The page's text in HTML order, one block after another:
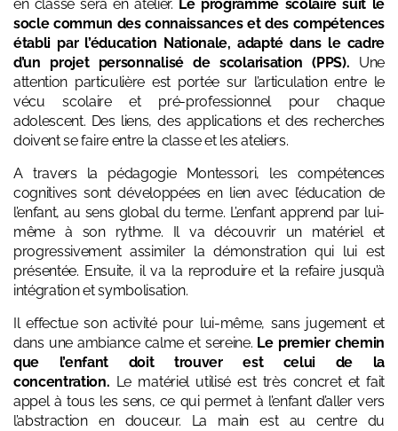
en classe sera en atelier. Le programme scolaire suit le
socle commun des connaissances et des compétences
établi par l’éducation Nationale, adapté dans le cadre
d’un projet personnalisé de scolarisation (PPS). Une
attention particulière est portée sur l’articulation entre le
vécu scolaire et pré-professionnel pour chaque
adolescent. Des liens, des applications et des recherches
doivent se faire entre la classe et les ateliers.
A travers la pédagogie Montessori, les compétences
cognitives sont développées en lien avec l’éducation de
l’enfant, au sens global du terme. L’enfant apprend par lui-
même à son rythme. Il va découvrir un matériel et
progressivement assimiler la démonstration qui lui est
présentée. Ensuite, il va la reproduire et la refaire jusqu’à
intégration et symbolisation.
Il effectue son activité pour lui-même, sans jugement et
dans une ambiance calme et sereine. Le premier chemin
que l’enfant doit trouver est celui de la
concentration. Le matériel utilisé est très concret et fait
appel à tous les sens, ce qui permet à l’enfant d’aller vers
l’abstraction en douceur. La main est au centre du